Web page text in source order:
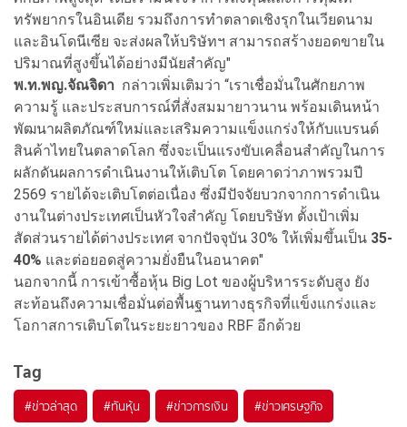
ทรัพยากรในอินเดีย รวมถึงการทำตลาดเชิงรุกในเวียดนาม
และอินโดนีเซีย จะส่งผลให้บริษัทฯ สามารถสร้างยอดขายใน
ปริมาณที่สูงขึ้นได้อย่างมีนัยสำคัญ"
พ.ท.พญ.จัณจิดา กล่าวเพิ่มเติมว่า “เราเชื่อมั่นในศักยภาพ
ความรู้ และประสบการณ์ที่สั่งสมมายาวนาน พร้อมเดินหน้า
พัฒนาผลิตภัณฑ์ใหม่และเสริมความแข็งแกร่งให้กับแบรนด์
สินค้าไทยในตลาดโลก ซึ่งจะเป็นแรงขับเคลื่อนสำคัญในการ
ผลักดันผลการดำเนินงานให้เติบโต โดยคาดว่าภาพรวมปี
2569 รายได้จะเติบโตต่อเนื่อง ซึ่งมีปัจจัยบวกจากการดำเนิน
งานในต่างประเทศเป็นหัวใจสำคัญ โดยบริษัท ตั้งเป้าเพิ่ม
สัดส่วนรายได้ต่างประเทศ จากปัจจุบัน 30% ให้เพิ่มขึ้นเป็น 35-
40% และต่อยอดสู่ความยั่งยืนในอนาคต"
นอกจากนี้ การเข้าซื้อหุ้น Big Lot ของผู้บริหารระดับสูง ยัง
สะท้อนถึงความเชื่อมั่นต่อพื้นฐานทางธุรกิจที่แข็งแกร่งและ
โอกาสการเติบโตในระยะยาวของ RBF อีกด้วย
Tag
#ข่าวล่าสุด #ทันหุ้น #ข่าวการเงิน #ข่าวเศรษฐกิจ